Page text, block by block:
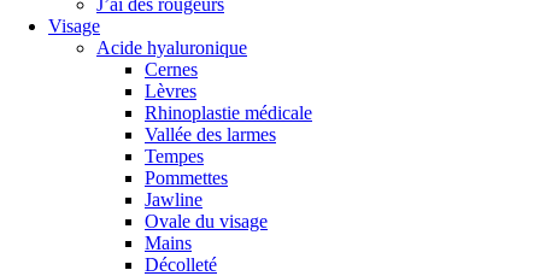
J’ai des rougeurs
Visage
Acide hyaluronique
Cernes
Lèvres
Rhinoplastie médicale
Vallée des larmes
Tempes
Pommettes
Jawline
Ovale du visage
Mains
Décolleté